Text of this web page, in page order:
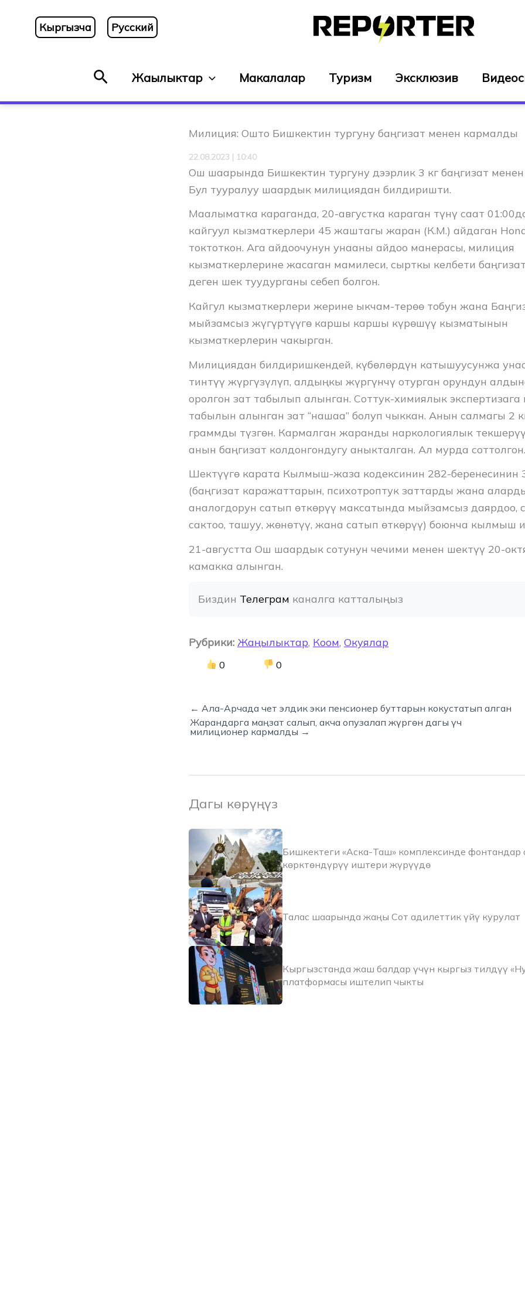
content
Кыргызча Русский
SearchЖаңылыктар Макалалар Туризм Эксклюзив
Милиция: Ошто Бишкектин тургуну баңгизат менен кармалды
22.08.2023 | 10:40
Ош шаарында Бишкектин тургуну дээрлик 3 кг баңгизат
Бул тууралуу шаардык милициядан билдиришти.
Маалыматка караганда, 20-августка караган түнү саат
кайгуул кызматкерлери 45 жаштагы жаран (К.М.) айдаган
токтоткон. Ага айдоочунун унааны айдоо манерасы, милиция
кызматкерлерине жасаган мамилеси, сырткы келбети
деген шек туудурганы себеп болгон.
Кайгул кызматкерлери жерине ыкчам-терөө тобун жана
мыйзамсыз жүгүртүүгө каршы каршы күрөшүү кызматынын
кызматкерлерин чакырган.
Милициядан билдиришкендей, күбөлөрдүн катышуусунжа
тинтүү жүргүзүлүп, алдыңкы жүргүнчү отурган орундун
оролгон зат табылып алынган. Соттук-химиялык
табылын алынган зат “нашаа” болуп чыккан. Анын салмагы 2
граммды түзгөн. Кармалган жаранды наркологиялык
анын баңгизат колдонгондугу аныкталган. Ал мурда соттолгон.
Шектүүгө карата Кылмыш-жаза кодексинин 282-беренесинин
(баңгизат каражаттарын, психотроптук заттарды жана
аналогдорун сатып өткөрүү максатында мыйзамсыз даярдоо,
сактоо, ташуу, жөнөтүү, жана сатып өткөрүү) боюнча кылмыш
21-августта Ош шаардык сотунун чечими менен шектүү 20-
камакка алынган.
Биздин Телеграм каналга катталыңыз
Рубрики: Жаңылыктар, Коом, Окуялар
0 0
← Ала-Арчада чет элдик эки пенсионер буттарын кокустатып алган
Жарандарга маңзат салып, акча опузалап жүргөн дагы үч
милиционер кармалды →
Дагы көрүңүз
Бишкектеги «Аска-Таш» комплексинде фонтандар
көрктөндүрүү иштери жүрүүдө
Талас шаарында жаңы Сот адилеттик үйү курулат
Кыргызстанда жаш балдар үчүн кыргыз тилдүү
платформасы иштелип чыкты